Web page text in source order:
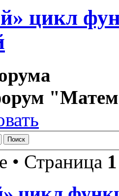
цикл
• Страница 1